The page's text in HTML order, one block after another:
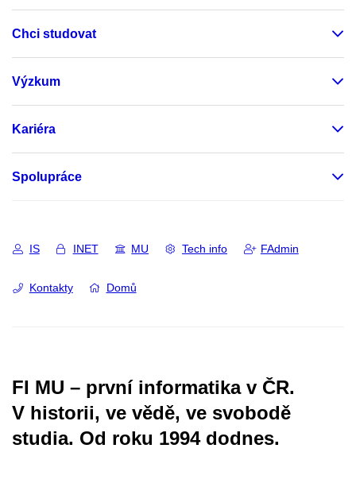
Chci studovat
Výzkum
Kariéra
Spolupráce
IS INET MU Tech info FAdmin
Kontakty Domů
FI MU – první informatika v ČR.
V historii, ve vědě, ve svobodě
studia. Od roku 1994 dodnes.